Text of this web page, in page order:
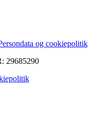
og cookiepolitik
29685290